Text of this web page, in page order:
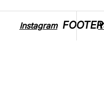
FOOTER
Instagram